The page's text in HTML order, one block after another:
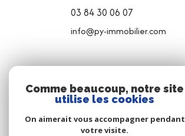
03 84 30 06 07
info@py-immobilier.com
NOUS SUIVRE
Comme beaucoup, notre site
utilise les cookies
On aimerait vous accompagner pendant
votre visite.